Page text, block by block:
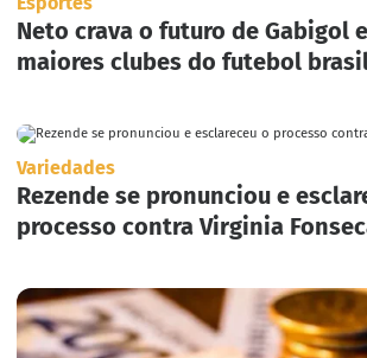
Neto crava o futuro de Gabigol
maiores clubes do futebol
Variedades
Rezende se pronunciou e
processo contra Virginia